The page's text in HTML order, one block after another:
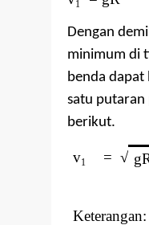
1
Dengan
minimum di
benda
satu putaran
berikut.
v1 = √
Keterangan: